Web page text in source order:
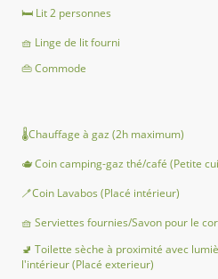
🛏 Lit 2 personnes
🧺 Linge de lit fourni
👜 Commode
🌡Chauffage à gaz (2h maximum)
🫖 Coin camping-gaz thé/café (Petite
🪥Coin Lavabos (Placé intérieur)
🧺 Serviettes fournies/Savon pour le
🚽 Toilette sèche à proximité avec
l'intérieur (Placé exterieur)